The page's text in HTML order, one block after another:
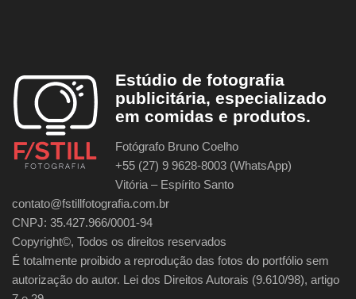
Estúdio de fotografia
publicitária, especializado
em comidas e produtos.
Fotógrafo Bruno Coelho
+55 (27) 9 9628-8003 (WhatsApp)
Vitória – Espírito Santo
contato@fstillfotografia.com.br
CNPJ: 35.427.966/0001-94
Copyright©, Todos os direitos reservados
É totalmente proibido a reprodução das fotos do portfólio sem
autorização do autor. Lei dos Direitos Autorais (9.610/98), artigo